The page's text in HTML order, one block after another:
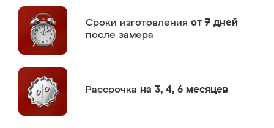
Сроки изготовления от 7 дней
после замера
Рассрочка на 3, 4, 6 месяцев